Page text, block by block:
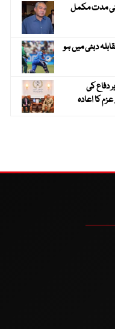
مدت مکمل
کا مقابلہ دبئی میں ہو
دفاع کی
کا اعادہ